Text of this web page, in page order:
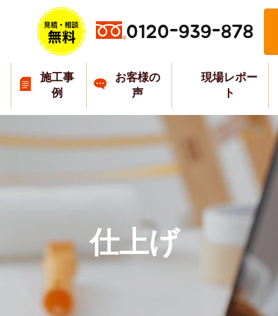
0120-939-878
施工事
例
お客様の
声
現場レポー
ト
仕上げ